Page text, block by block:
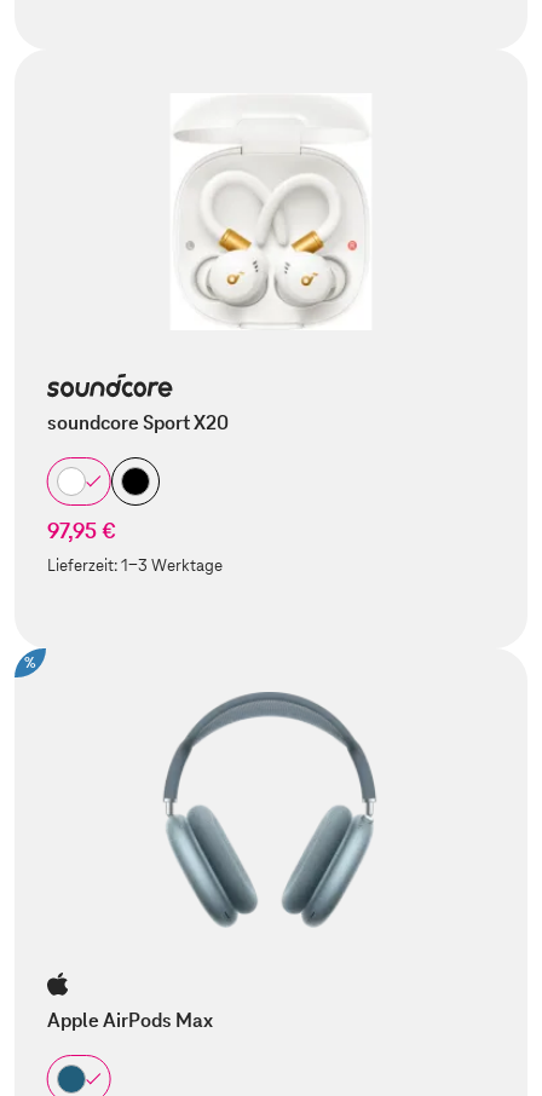
soundcore Sport X20
97,95 €
Lieferzeit:1-3 Werktage
%
Apple AirPods Max